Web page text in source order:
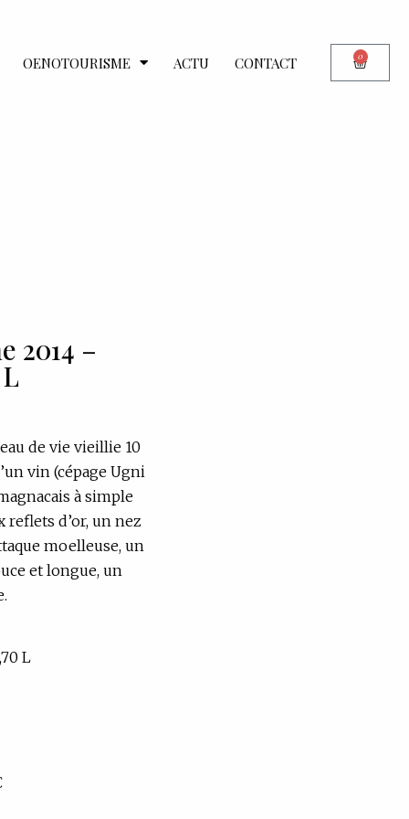
OENOTOURISME ACTU CONTACT 0
2014 –
de vie vieillie 10
vin (cépage Ugni
à simple
reflets d’or, un nez
moelleuse, un
et longue, un
L